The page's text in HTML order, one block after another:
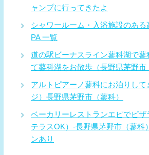
ャンプに行ってきたよ
シャワールーム・入浴施設のある
PA 一覧
道の駅ビーナスライン蓼科湖で
て蓼科湖をお散歩（長野県茅野市
アルトピアーノ蓼科にお泊りして
ジ）長野県茅野市（蓼科）
ベーカリーレストランエピでピザ
テラスOK）-長野県茅野市（蓼科
ンあり